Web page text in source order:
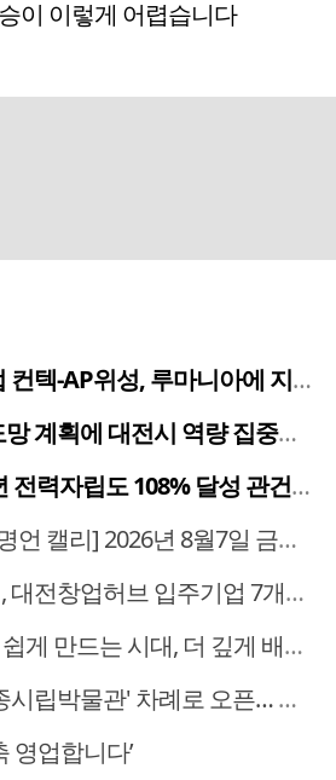
이 이렇게 어렵습니다
위성, 루마니아에 지상국 시스템 전수
계획에 대전시 역량 집중해야
립도 108% 달성 관건은 '주민 수용성'
캘리] 2026년 8월7일 금요일
창업허브 입주기업 7개사 모집
만드는 시대, 더 깊게 배우는 교육
관' 차례로 오픈… 고운동 정주여건 좋아진다
영업합니다’